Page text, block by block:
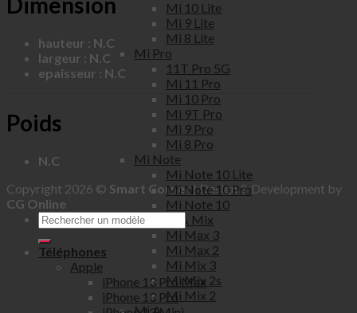
Mi 10 Lite
Mi 9 Lite
Mi 8 Lite
Mi Pro
11T Pro 5G
Mi 11 Pro
Mi 10 Pro
Mi 9T Pro
Mi 9 Pro
Mi 8 Pro
Mi Note
Mi Note 10 Lite
Mi Note 10 Pro
Mi Note 10
Mi Max & Mix
Mi Max 3
Mi Max 2
Mi Mix 3
Mi Mix 2s
Mi Mix 2
hauteur : N.C
largeur : N.C
epaisseur : N.C
Poids
N.C
Copyright 2026 © Smart Corner| Design & Development by
CG Online
Téléphones
Apple
iPhone 13 Pro Max
iPhone 13 Pro